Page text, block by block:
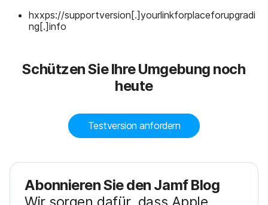
hxxps://supportversion[.]yourlinkforplaceforupgradi
ng[.]info
Schützen Sie Ihre Umgebung noch
heute
Testversion anfordern
Abonnieren Sie den Jamf Blog